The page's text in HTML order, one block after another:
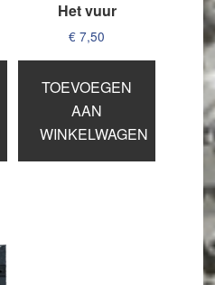
Het vuur
€ 7,50
TOEVOEGEN
AAN
WINKELWAGEN